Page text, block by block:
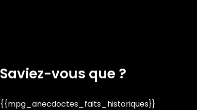
Saviez-vous que ?
{{mpg_anecdoctes_faits_historiques}}